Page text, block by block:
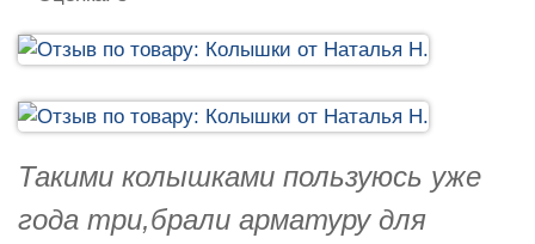
Такими колышками пользуюсь уже
года три,брали арматуру для